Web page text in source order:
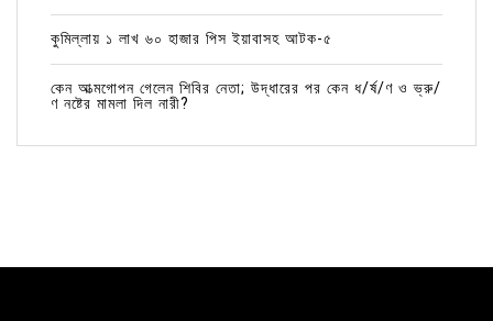
কুমিল্লায় ১ লাখ ৬০ হাজার পিস ইয়াবাসহ আটক-৫
কেন আত্মগোপন গেলেন শিবির নেতা; উদ্ধারের পর কেন ধ/র্ষ/ণ ও ভ্রু/
ণ নষ্টের মামলা দিল নারী?